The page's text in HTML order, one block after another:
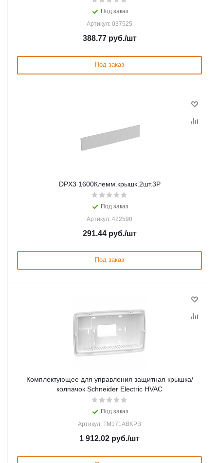
Под заказ
Артикул: 037525
388.77руб./шт
Под заказ
DPX3 1600Клемм.крышк.2шт.3P
Под заказ
Артикул: 422590
291.44руб./шт
Под заказ
Комплектующее для управления защитная крышка/
колпачок Schneider Electric HVAC
Под заказ
Артикул: TM171ABKPB
1 912.02 руб./шт